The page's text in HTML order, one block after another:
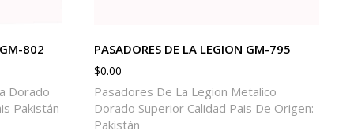
802
Dorado
Pakistán
PASADORES DE LA LEGION GM-795
$0.00
Pasadores De La Legion Metalico
Dorado Superior Calidad Pais De Origen:
Pakistán